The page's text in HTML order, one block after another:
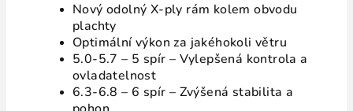
Nový odolný X-ply rám kolem obvodu
plachty
Optimální výkon za jakéhokoli větru
5.0-5.7 – 5 spír – Vylepšená kontrola a
ovladatelnost
6.3-6.8 – 6 spír – Zvýšená stabilita a